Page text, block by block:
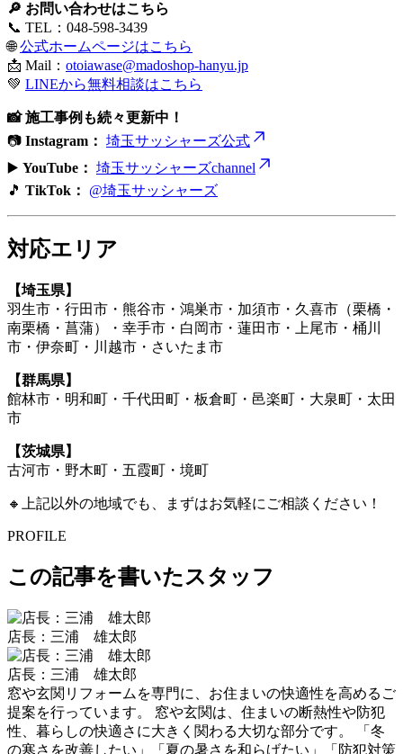
🔎 お問い合わせはこちら
📞 TEL：048-598-3439
🌐公式ホームページはこちら
📩 Mail： otoiawase@madoshop-hanyu.jp
💚 LINEから無料相談はこちら
📸 施工事例も続々更新中！
📷 Instagram： 埼玉サッシャーズ公式
▶️ YouTube： 埼玉サッシャーズchannel
🎵 TikTok： @埼玉サッシャーズ
対応エリア
【埼玉県】
羽生市・行田市・熊谷市・鴻巣市・加須市・久喜市（栗橋・
南栗橋・菖蒲）・幸手市・白岡市・蓮田市・上尾市・桶川
市・伊奈町・川越市・さいたま市
【群馬県】
館林市・明和町・千代田町・板倉町・邑楽町・大泉町・太田
市
【茨城県】
古河市・野木町・五霞町・境町
🔸上記以外の地域でも、まずはお気軽にご相談ください！
PROFILE
この記事を書いたスタッフ
店長：三浦 雄太郎
店長：三浦 雄太郎
窓や玄関リフォームを専門に、お住まいの快適性を高めるご
提案を行っています。 窓や玄関は、住まいの断熱性や防犯
性、暮らしの快適さに大きく関わる大切な部分です。 「冬
の寒さを改善したい」「夏の暑さを和らげたい」「防犯対策